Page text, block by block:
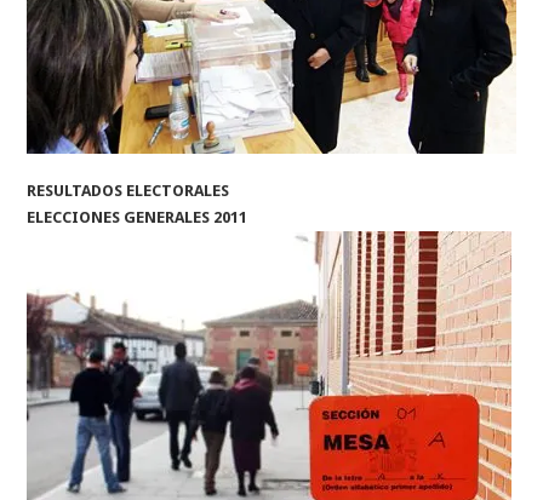
RESULTADOS ELECTORALES
ELECCIONES GENERALES 2011